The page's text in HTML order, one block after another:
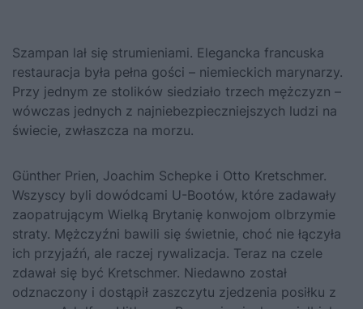
Szampan lał się strumieniami. Elegancka francuska
restauracja była pełna gości – niemieckich marynarzy.
Przy jednym ze stolików siedziało trzech mężczyzn –
wówczas jednych z najniebezpieczniejszych ludzi na
świecie, zwłaszcza na morzu.
Günther Prien, Joachim Schepke i Otto Kretschmer.
Wszyscy byli dowódcami U-Bootów, które zadawały
zaopatrującym Wielką Brytanię konwojom olbrzymie
straty. Mężczyźni bawili się świetnie, choć nie łączyła
ich przyjaźń, ale raczej rywalizacja. Teraz na czele
zdawał się być Kretschmer. Niedawno został
odznaczony i dostąpił zaszczytu zjedzenia posiłku z